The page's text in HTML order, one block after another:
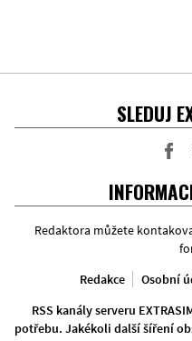
SLEDUJ
Redaktora můžete
Redakce
Osobní
RSS kanály serveru
potřebu. Jakékoli další šíření